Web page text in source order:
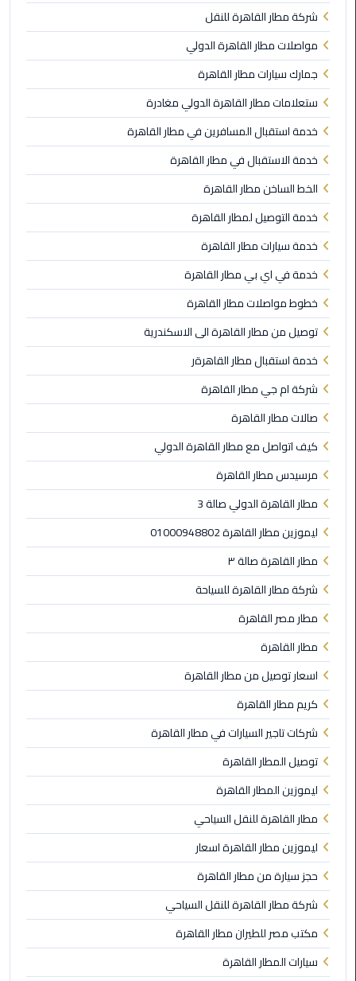
ليموزين
مطار
القاهرة
الخط
الساخن
ليموزين
مطار
العاصمة
الادارية
ليموزين
مطار
القاهرة
الي
اسكندرية
تاكسي
العاصمة
ليموزين
مطار
برج
العرب
الدولي
تاكسي
لندن
ليموزين
مطار
برج
العرب
الي
مرسي
مطروح
تاكسي
اسكندريه
ليموزين
مطار
برج
العرب
والإسكندرية
ليموزين
دمياط
ليموزين
من
شركة مطار القاهرة للنقل
مواصلات مطار القاهرة الدولي
جمارك سيارات مطار القاهرة
ستعلامات مطار القاهرة الدولي مغادرة
خدمة استقبال المسافرين في مطار القاهرة
خدمة الاستقبال في مطار القاهرة
الخط الساخن مطار القاهرة
خدمة التوصيل لمطار القاهرة
خدمة سيارات مطار القاهرة
خدمة في اي بي مطار القاهرة
خطوط مواصلات مطار القاهرة
توصيل من مطار القاهرة الى الاسكندرية
خدمة استقبال مطار القاهرةر
شركة ام جي مطار القاهرة
صالات مطار القاهرة
كيف اتواصل مع مطار القاهرة الدولي
مرسيدس مطار القاهرة
مطار القاهرة الدولي صالة 3
ليموزين مطار القاهرة 01000948802
مطار القاهرة صالة ٣
شركة مطار القاهرة للسياحة
مطار مصر القاهرة
مطار القاهرة
اسعار توصيل من مطار القاهرة
كريم مطار القاهرة
شركات تاجير السيارات في مطار القاهرة
توصيل المطار القاهرة
ليموزين المطار القاهرة
مطار القاهرة للنقل السياحي
ليموزين مطار القاهرة اسعار
حجز سيارة من مطار القاهرة
شركة مطار القاهرة للنقل السياحي
مكتب مصر للطيران مطار القاهرة
سيارات المطار القاهرة